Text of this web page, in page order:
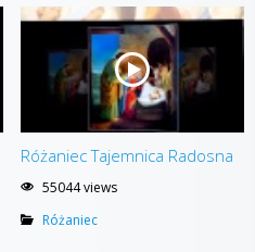
Różaniec Tajemnica Radosna
55044 views
Różaniec